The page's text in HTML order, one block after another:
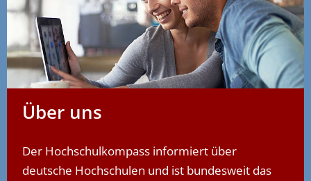
Über uns
Der Hochschulkompass informiert über
deutsche Hochschulen und ist bundesweit das